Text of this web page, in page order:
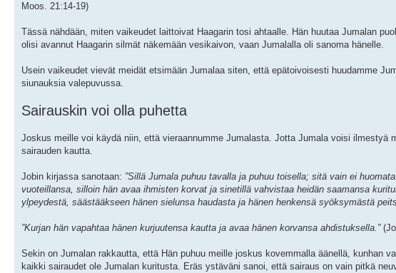
Moos. 21:14-19)
Tässä nähdään, miten vaikeudet laittoivat Haagarin tosi ahtaalle. Hän huutaa Jumalan
olisi avannut Haagarin silmät näkemään vesikaivon, vaan Jumalalla oli sanoma hänelle.
Usein vaikeudet vievät meidät etsimään Jumalaa siten, että epätoivoisesti huudamme
siunauksia valepuvussa.
Sairauskin voi olla puhetta
Joskus meille voi käydä niin, että vieraannumme Jumalasta. Jotta Jumala voisi ilmestyä
sairauden kautta.
Jobin kirjassa sanotaan: ”Sillä Jumala puhuu tavalla ja puhuu toisella; sitä vain ei
vuoteillansa, silloin hän avaa ihmisten korvat ja sinetillä vahvistaa heidän saamansa
ylpeydestä, säästääkseen hänen sielunsa haudasta ja hänen henkensä syöksymästä
”Kurjan hän vapahtaa hänen kurjuutensa kautta ja avaa hänen korvansa ahdistuksella.”
Sekin on Jumalan rakkautta, että Hän puhuu meille joskus kovemmalla äänellä, kunhan
kaikki sairaudet ole Jumalan kuritusta. Eräs ystäväni sanoi, että sairaus on vain pitkä